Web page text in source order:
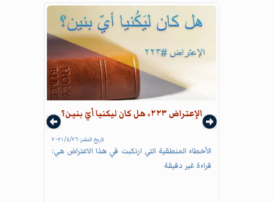
الإعتراض ٢٢٣، هل كان ليكنيا أيّ بنين؟
تاريخ النشر: ٢٦‏/٤‏/٢٠٢١
الأخطاء المنطقية التي ارتكبت في هذا الاعتراض هي:
قراءة غير دقيقة